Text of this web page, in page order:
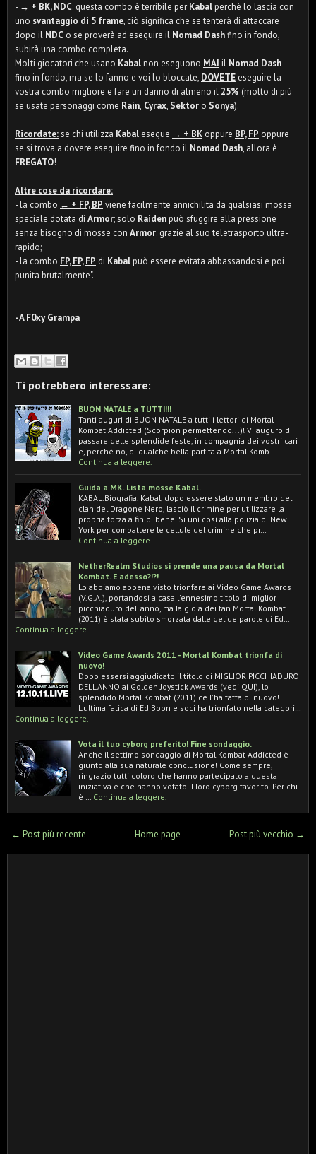
- → + BK, NDC: questa combo è terribile per Kabalperchè lo lascia con
uno svantaggio di 5 frame, ciò significa che se tenterà di attaccare
dopo il NDC o se proverà ad eseguire il Nomad Dashfino in fondo,
subirà una combo completa.
Molti giocatori che usano Kabalnon eseguono MAI il Nomad Dash
fino in fondo, ma se lo fanno e voi lo bloccate, DOVETE eseguire la
vostra combo migliore e fare un danno di almeno il 25% (molto di più
se usate personaggi come Rain, Cyrax, Sektor o Sonya).
Ricordate:se chi utilizza Kabal esegue → + BK oppure BP, FP oppure
se si trova a dovere eseguire fino in fondo il Nomad Dash, allora è
FREGATO!
Altre cose da ricordare:
- la combo ← + FP, BP viene facilmente annichilita da qualsiasi mossa
speciale dotata di Armor; solo Raidenpuò sfuggire alla pressione
senza bisogno di mosse con Armor. grazie al suo teletrasporto ultra-
rapido;
- la combo FP, FP, FP di Kabalpuò essere evitata abbassandosi e poi
punita brutalmente".
- A F0xy Grampa
Ti potrebbero interessare:
BUON NATALE a TUTTI!!!
Tanti auguri di BUON NATALE a tutti i lettori di Mortal
Kombat Addicted (Scorpion permettendo...)! Vi auguro di
passare delle splendide feste, in compagnia dei vostri cari
e, perchè no, di qualche bella partita a Mortal Komb…
Continua a leggere.
Guida a MK. Lista mosse Kabal.
KABAL.Biografia. Kabal, dopo essere stato un membro del
clan del Dragone Nero, lasciò il crimine per utilizzare la
propria forza a fin di bene. Si unì così alla polizia di New
York per combattere le cellule del crimine che pr…
Continua a leggere.
NetherRealm Studios si prende una pausa da Mortal
Kombat. E adesso?!?!
Lo abbiamo appena visto trionfare ai Video Game Awards
(V.G.A.), portandosi a casa l'ennesimo titolo di miglior
picchiaduro dell'anno, ma la gioia dei fan Mortal Kombat
(2011) è stata subito smorzata dalle gelide parole di Ed…
Continua a leggere.
Video Game Awards 2011 - Mortal Kombat trionfa di
nuovo!
Dopo essersi aggiudicato il titolo di MIGLIOR PICCHIADURO
DELL'ANNO ai Golden Joystick Awards (vedi QUI), lo
splendido Mortal Kombat (2011) ce l'ha fatta di nuovo!
L'ultima fatica di Ed Boon e soci ha trionfato nella categori…
Continua a leggere.
Vota il tuo cyborg preferito! Fine sondaggio.
Anche il settimo sondaggio di Mortal Kombat Addicted è
giunto alla sua naturale conclusione! Come sempre,
ringrazio tutti coloro che hanno partecipato a questa
iniziativa e che hanno votato il loro cyborg favorito. Per chi
è …
Continua a leggere.
← Post più recente Post più vecchio →
Home page